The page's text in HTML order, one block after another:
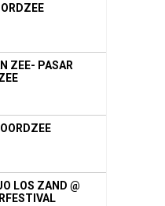
ZEE- PASAR
LOS ZAND @